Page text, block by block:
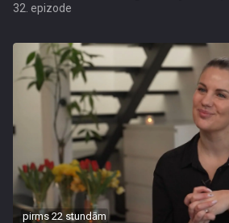
32. epizode
pirms 22 stundām